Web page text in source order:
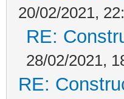
20/02/2021,
RE:
28/02/2021,
RE: